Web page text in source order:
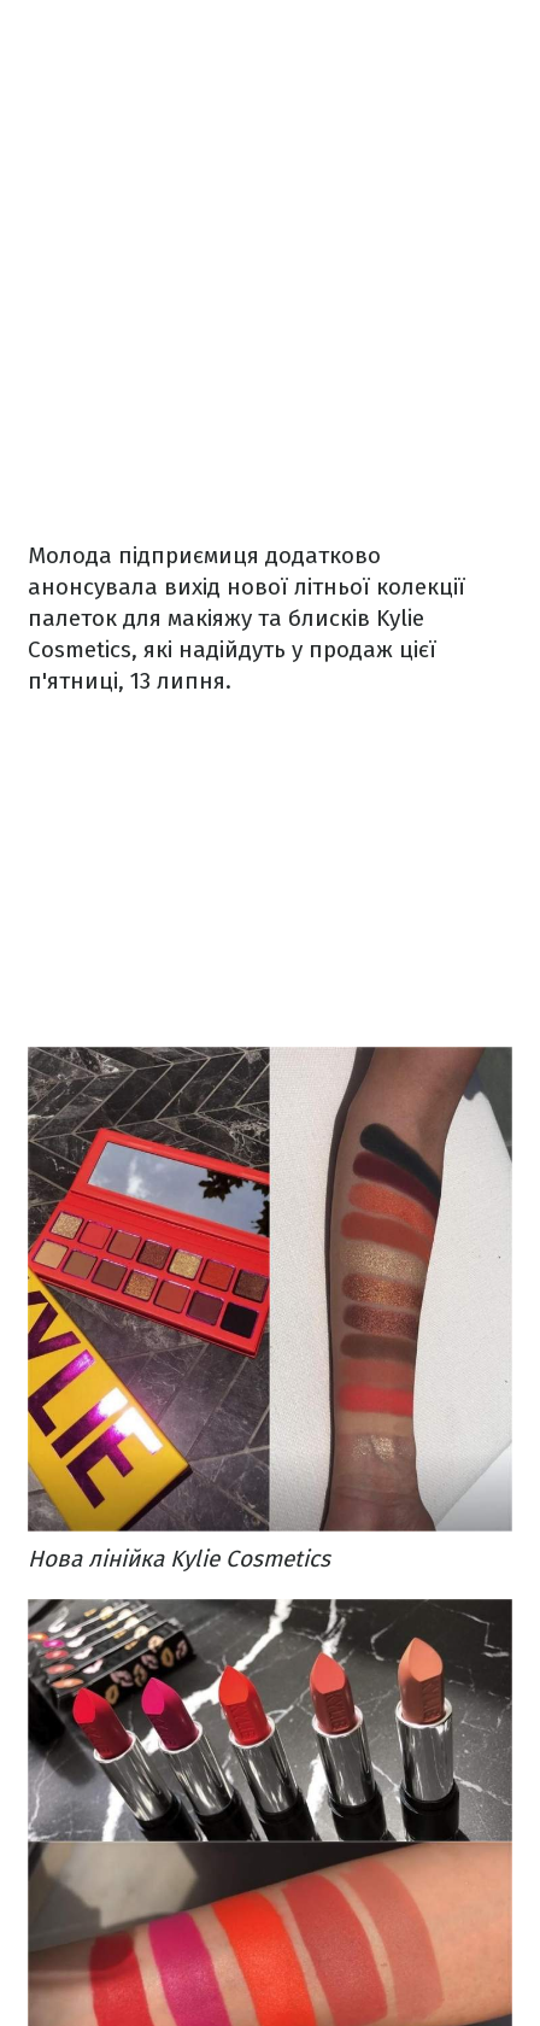
Молода підприємиця додатково
анонсувала вихід нової літньої колекції
палеток для макіяжу та блисків Kylie
Cosmetics, які надійдуть у продаж цієї
п'ятниці, 13 липня.
Нова лінійка Kylie Cosmetics